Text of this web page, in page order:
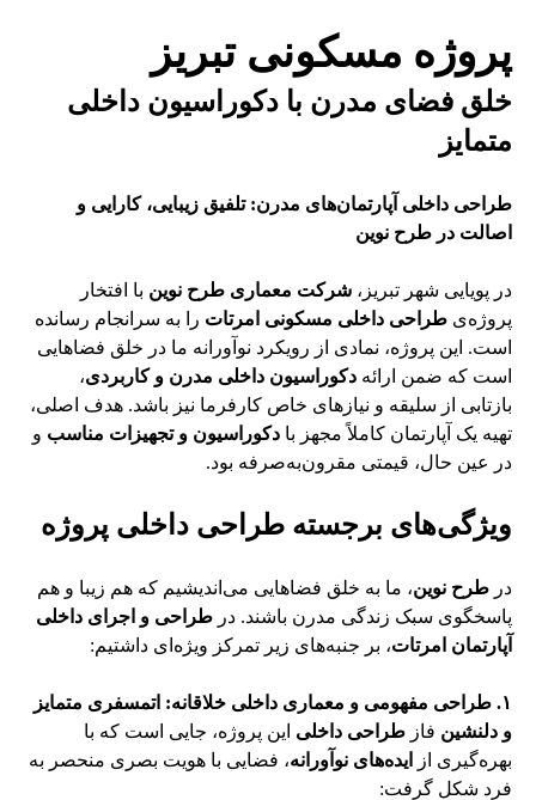
پروژه مسکونی تبریز
خلق فضای مدرن با دکوراسیون داخلی
متمایز
طراحی داخلی آپارتمان‌های مدرن: تلفیق زیبایی، کارایی و
اصالت در طرح نوین
در پویایی شهر تبریز، شرکت معماری طرح نوین با افتخار
پروژه‌ی طراحی داخلی مسکونی امرتات را به سرانجام رسانده
است. این پروژه، نمادی از رویکرد نوآورانه ما در خلق فضاهایی
است که ضمن ارائه دکوراسیون داخلی مدرن و کاربردی،
بازتابی از سلیقه و نیازهای خاص کارفرما نیز باشد. هدف اصلی،
تهیه یک آپارتمان کاملاً مجهز با دکوراسیون و تجهیزات مناسب و
در عین حال، قیمتی مقرون‌به‌صرفه بود.
ویژگی‌های برجسته طراحی داخلی پروژه
در طرح نوین، ما به خلق فضاهایی می‌اندیشیم که هم زیبا و هم
پاسخگوی سبک زندگی مدرن باشند. در طراحی و اجرای داخلی
آپارتمان امرتات، بر جنبه‌های زیر تمرکز ویژه‌ای داشتیم:
۱. طراحی مفهومی و معماری داخلی خلاقانه: اتمسفری متمایز
و دلنشین فاز طراحی داخلی این پروژه، جایی است که با
بهره‌گیری از
ایده‌های نوآورانه، فضایی با هویت بصری منحصر به
فرد شکل گرفت: